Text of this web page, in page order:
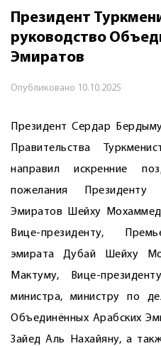
Президент
руководство
Эмиратов
Опубликовано 10.10.2025
Президент Сердар
Правительства
направил искренние
пожелания Президенту
Эмиратов Шейху
Вице-президенту,
эмирата Дубай Шейху
Мактуму, Вице-
министра, министру по
Объединённых Арабских
Зайед Аль Нахайяну, а